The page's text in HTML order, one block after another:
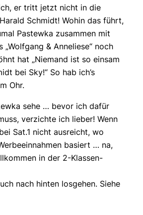
er tritt jetzt nicht in die
Schmidt! Wohin das führt,
Pastewka zusammen mit
„Wolfgang & Anneliese“ noch
hat „Niemand ist so einsam
bei Sky!“ So hab ich’s
Ohr.
sehe … bevor ich dafür
verzichte ich lieber! Wenn
Sat.1 nicht ausreicht, wo
basiert … na,
in der 2-Klassen-
nach hinten losgehen. Siehe